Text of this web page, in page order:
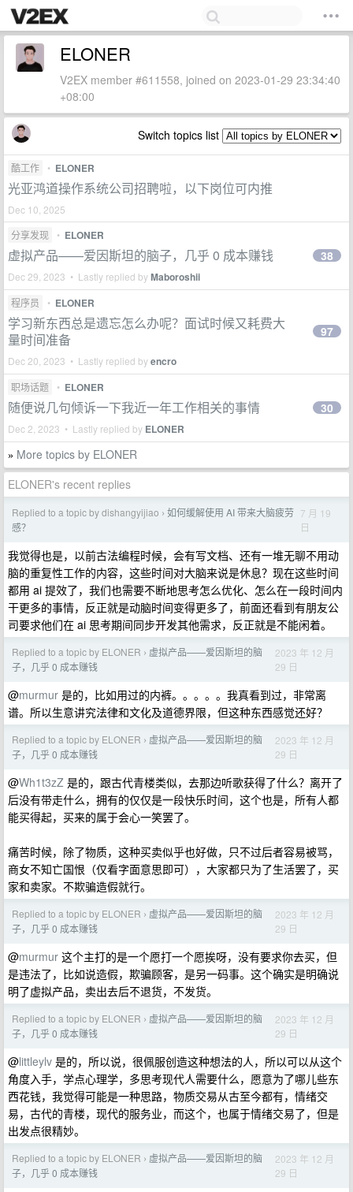
ELONER
V2EX member #611558, joined on 2023-01-29 23:34:40
+08:00
Switch topics list
酷工作 • ELONER
光亚鸿道操作系统公司招聘啦，以下岗位可内推
Dec 10, 2025
分享发现
• ELONER
虚拟产品——爱因斯坦的脑子，几乎 0 成本赚钱
Dec 29, 2023 • Lastly replied byMaboroshii
38
程序员 • ELONER
学习新东西总是遗忘怎么办呢？面试时候又耗费大
量时间准备
Dec 20, 2023 • Lastly replied byencro
97
职场话题 • ELONER
随便说几句倾诉一下我近一年工作相关的事情
Dec 2, 2023 • Lastly replied by ELONER
30
» More topics by ELONER
ELONER's recent replies
Replied to a topic by dishangyijiao › 如何缓解使用 AI 带来大脑疲劳
感？
7 月 19
日
我觉得也是，以前古法编程时候，会有写文档、还有一堆无聊不用动
脑的重复性工作的内容，这些时间对大脑来说是休息？现在这些时间
都用 ai 提效了，我们也需要不断地思考怎么优化、怎么在一段时间内
干更多的事情，反正就是动脑时间变得更多了，前面还看到有朋友公
司要求他们在 ai 思考期间同步开发其他需求，反正就是不能闲着。
Replied to a topic by ELONER › 虚拟产品——爱因斯坦的脑
子，几乎 0 成本赚钱
2023 年 12 月
29 日
@murmur 是的，比如用过的内裤。。。。。我真看到过，非常离
谱。所以生意讲究法律和文化及道德界限，但这种东西感觉还好？
Replied to a topic by ELONER › 虚拟产品——爱因斯坦的脑
子，几乎 0 成本赚钱
2023 年 12 月
29 日
@Wh1t3zZ 是的，跟古代青楼类似，去那边听歌获得了什么？离开了
后没有带走什么，拥有的仅仅是一段快乐时间，这个也是，所有人都
能买得起，买来的属于会心一笑罢了。
痛苦时候，除了物质，这种买卖似乎也好做，只不过后者容易被骂，
商女不知亡国恨（仅看字面意思即可），大家都只为了生活罢了，买
家和卖家。不欺骗造假就行。
Replied to a topic by ELONER › 虚拟产品——爱因斯坦的脑
子，几乎 0 成本赚钱
2023 年 12 月
29 日
@murmur 这个主打的是一个愿打一个愿挨呀，没有要求你去买，但
是违法了，比如说造假，欺骗顾客，是另一码事。这个确实是明确说
明了虚拟产品，卖出去后不退货，不发货。
Replied to a topic by ELONER › 虚拟产品——爱因斯坦的脑
子，几乎 0 成本赚钱
2023 年 12 月
29 日
@littleylv 是的，所以说，很佩服创造这种想法的人，所以可以从这个
角度入手，学点心理学，多思考现代人需要什么，愿意为了哪儿些东
西花钱，我觉得可能是一种思路，物质交易从古至今都有，情绪交
易，古代的青楼，现代的服务业，而这个，也属于情绪交易了，但是
出发点很精妙。
Replied to a topic by ELONER › 虚拟产品——爱因斯坦的脑
子，几乎 0 成本赚钱
2023 年 12 月
29 日